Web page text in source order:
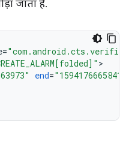
जाता है.
=
end="1594176665841"